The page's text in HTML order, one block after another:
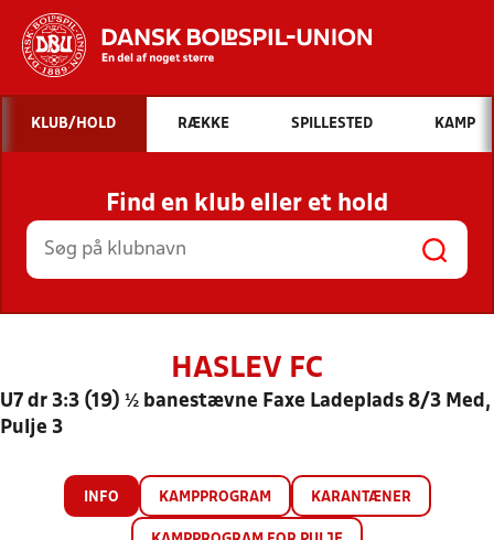
Hvad vil du søge efter?
INDHOLD OG NYHEDER
STILLINGER, RESULTATER, KLUBBER OG
HOLD
KLUB/HOLD RÆKKE SPILLESTED KAMP
Find en klub eller et hold
HASLEV FC
U7 dr 3:3 (19) ½ banestævne Faxe Ladeplads 8/3 Med,
Pulje 3
INFO KAMPPROGRAM KARANTÆNER